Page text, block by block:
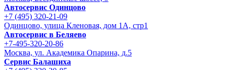
Автосервис Одинцово
+7 (495) 320-21-09
Одинцово, улица Кленовая, дом 1А, стр1
Автосервис в Беляево
+7-495-320-20-86
Москва, ул. Академика Опарина, д.5
Сервис Балашиха